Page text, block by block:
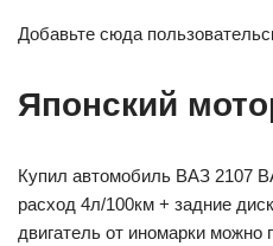
Добавьте сюда
Японский
Купил автомобиль ВАЗ 2107
расход 4л/100км + задние
двигатель от иномарки можно